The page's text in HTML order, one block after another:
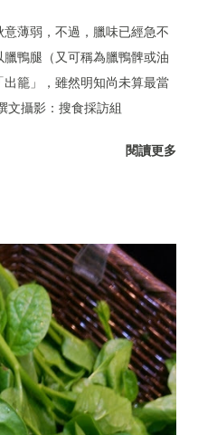
薄弱，不過，臘味已經急不
鴨腿（又可稱為臘鴨髀或油
籠」，雖然明知尚未算最當
文攝影：搜食採訪組
閱讀更多